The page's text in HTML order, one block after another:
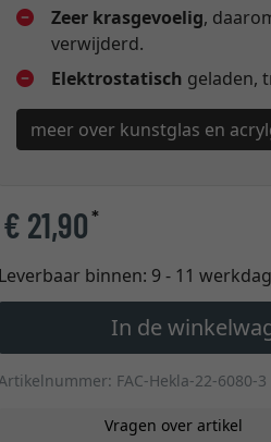
Zeer krasgevoelig,
verwijderd.
Elektrostatisch geladen,
meer over kunstglas en
€ 21,90*
Leverbaar binnen: 9 - 11
In de
Artikelnummer: FAC-Hekla-22-6080-3
Vragen over artikel